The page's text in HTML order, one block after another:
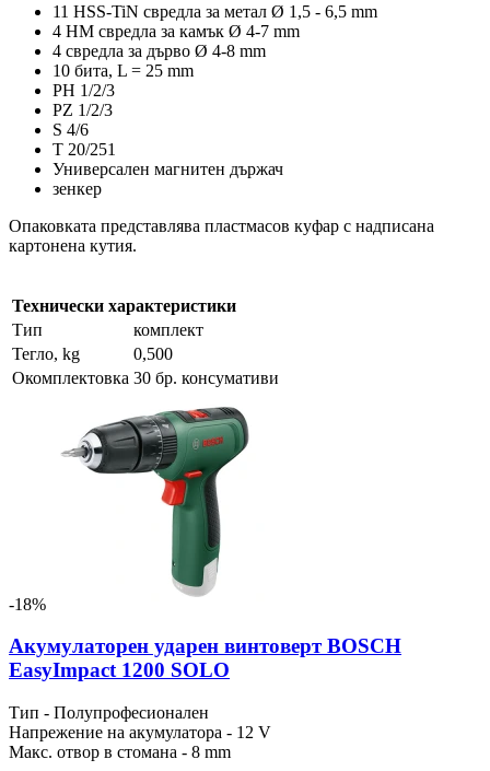
11 HSS-TiN свредла за метал Ø 1,5 - 6,5 mm
4 HM свредла за камък Ø 4-7 mm
4 свредла за дърво Ø 4-8 mm
10 бита, L = 25 mm
PH 1/2/3
PZ 1/2/3
S 4/6
T 20/251
Универсален магнитен държач
зенкер
Опаковката представлява пластмасов куфар с надписана
картонена кутия.
Технически характеристики
Тип
комплект
Тегло, kg
0,500
Окомплектовка 30 бр. консумативи
-18%
Акумулаторен ударен винтоверт BOSCH
EasyImpact 1200 SOLO
Тип - Полупрофесионален
Напрежение на акумулатора - 12 V
Макс. отвор в стомана - 8 mm